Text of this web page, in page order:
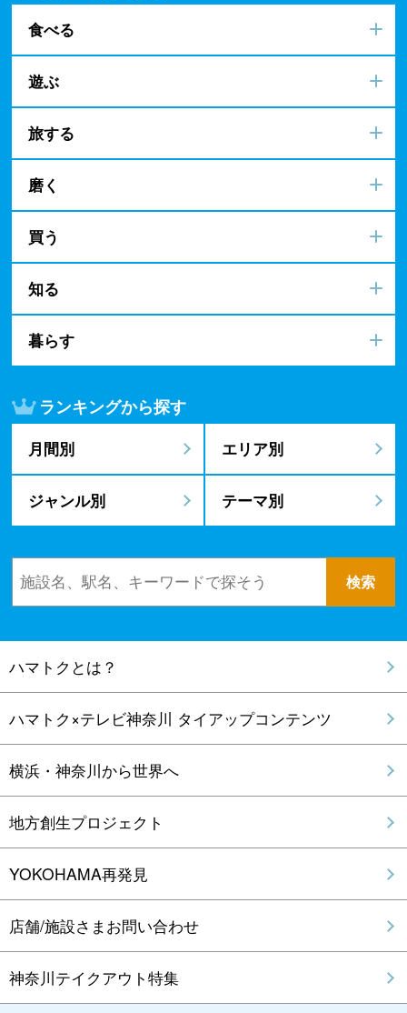
食べる
遊ぶ
旅する
磨く
買う
知る
暮らす
ランキングから探す
月間別 エリア別
ジャンル別 テーマ別
ハマトクとは？
ハマトク×テレビ神奈川 タイアップコンテンツ
横浜・神奈川から世界へ
地方創生プロジェクト
YOKOHAMA再発見
店舗/施設さまお問い合わせ
神奈川テイクアウト特集